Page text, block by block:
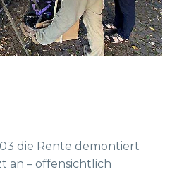
die Rente demontiert
an – offensichtlich